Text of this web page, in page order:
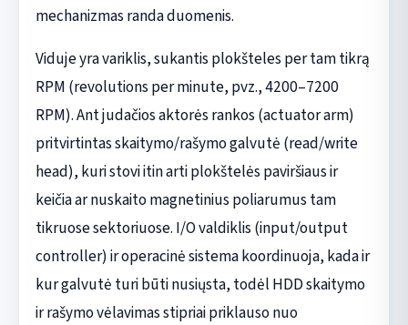
mechanizmas randa duomenis.
Viduje yra variklis, sukantis plokšteles per tam tikrą
RPM (revolutions per minute, pvz., 4200–7200
RPM). Ant judačios aktorės rankos (actuator arm)
pritvirtintas skaitymo/rašymo galvutė (read/write
head), kuri stovi itin arti plokštelės paviršiaus ir
keičia ar nuskaito magnetinius poliarumus tam
tikruose sektoriuose. I/O valdiklis (input/output
controller) ir operacinė sistema koordinuoja, kada ir
kur galvutė turi būti nusiųsta, todėl HDD skaitymo
ir rašymo vėlavimas stipriai priklauso nuo